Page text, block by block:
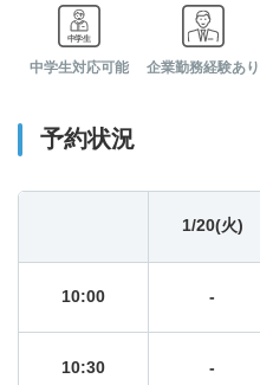
中学生対応可能 企業勤務経験あり
予約状況
1/20(火)
08:00 -
09:00
-
10:00 -
10:30 -